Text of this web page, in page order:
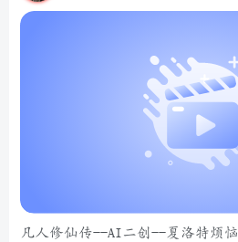
凡人修仙传--AI二创--夏洛特烦恼